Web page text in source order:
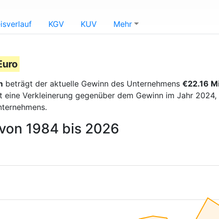
KGV KUV Mehr
beträgt der aktuelle Gewinn des Unternehmens €22.16
Verkleinerung gegenüber dem Gewinn im Jahr
1984 bis 2026